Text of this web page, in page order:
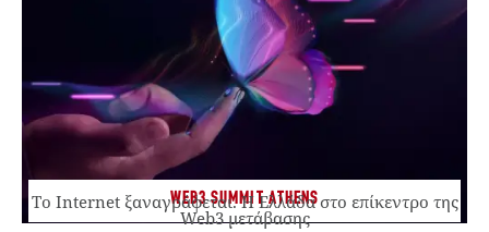
WEB3 SUMMIT ATHENS
Το Internet ξαναγράφεται. Η Ελλάδα στο επίκεντρο της
Web3 μετάβασης